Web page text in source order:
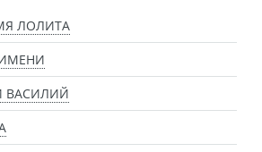
ЛОЛИТА
ВАСИЛИЙ